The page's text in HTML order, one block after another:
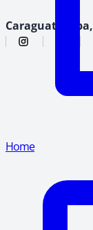
Caraguatatuba,
Home